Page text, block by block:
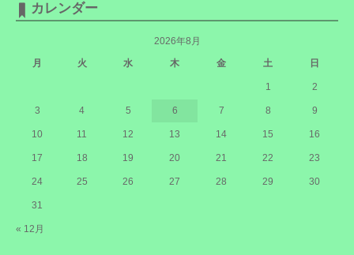
カレンダー
2026年8月
月
火 水 木 金 土 日
« 12月
1 2
3 4 5 6 7 8 9
10 11 12 13 14 15 16
17 18 19 20 21 22 23
24 25 26 27 28 29 30
31